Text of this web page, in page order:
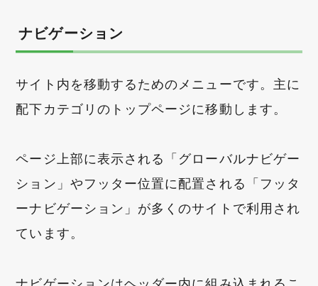
ナビゲーション
サイト内を移動するためのメニューです。主に
配下カテゴリのトップページに移動します。
ページ上部に表示される「グローバルナビゲー
ション」やフッター位置に配置される「フッタ
ーナビゲーション」が多くのサイトで利用され
ています。